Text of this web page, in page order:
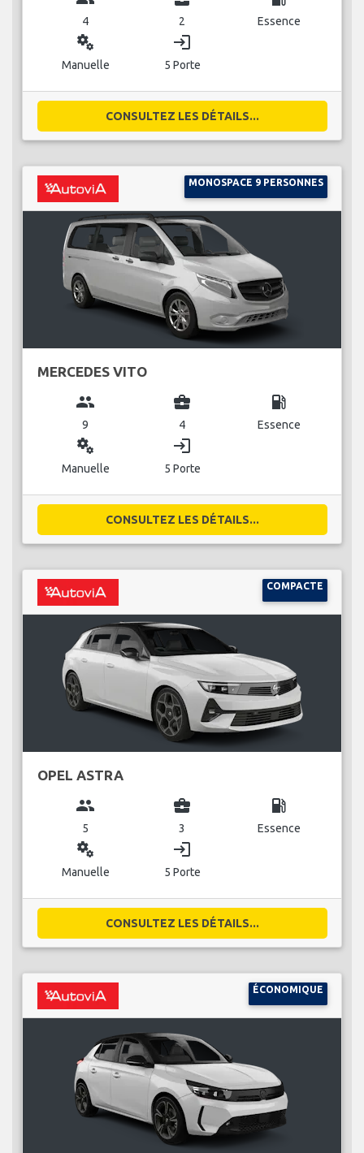
4 2 Essence
miscellaneous_services
Manuelle
login
5 Porte
CONSULTEZ LES DÉTAILS...
MONOSPACE 9 PERSONNES
MERCEDES VITO
group
9
business_center
4
local_gas_station
Essence
miscellaneous_services
Manuelle
login
5 Porte
CONSULTEZ LES DÉTAILS...
COMPACTE
OPEL ASTRA
group
5
business_center
3
local_gas_station
Essence
miscellaneous_services
Manuelle
login
5 Porte
CONSULTEZ LES DÉTAILS...
ÉCONOMIQUE